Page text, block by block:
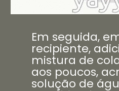
Em seguida,
recipiente,
mistura de
aos poucos,
solução de